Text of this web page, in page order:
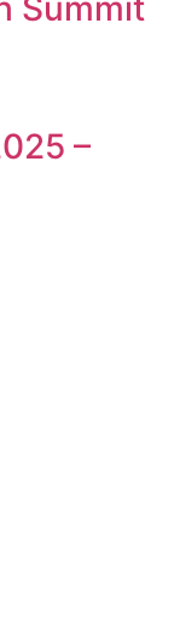
Summit
–